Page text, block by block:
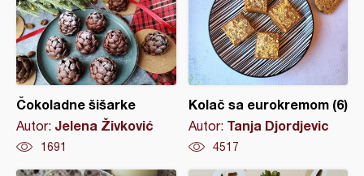
Čokoladne šišarke
Autor: Jelena Živković
1691
Kolač sa eurokremom (6)
Autor: Tanja Djordjevic
4517